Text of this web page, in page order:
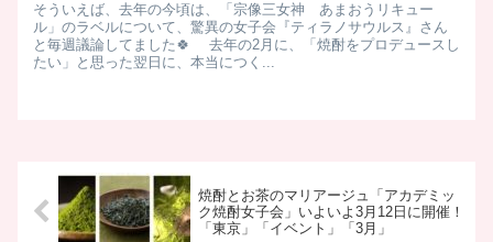
そういえば、去年の今頃は、「宗像三女神 あまおうリキュー
ル」のラベルについて、驚異の女子会『ティラノサウルス』さん
と毎週議論してました🍀 去年の2月に、「焼酎をプロデュースし
たい」と思った翌日に、本当につく...
焼酎とお茶のマリアージュ「アカデミッ
ク焼酎女子会」いよいよ3月12日に開催！
「東京」「イベント」「3月」